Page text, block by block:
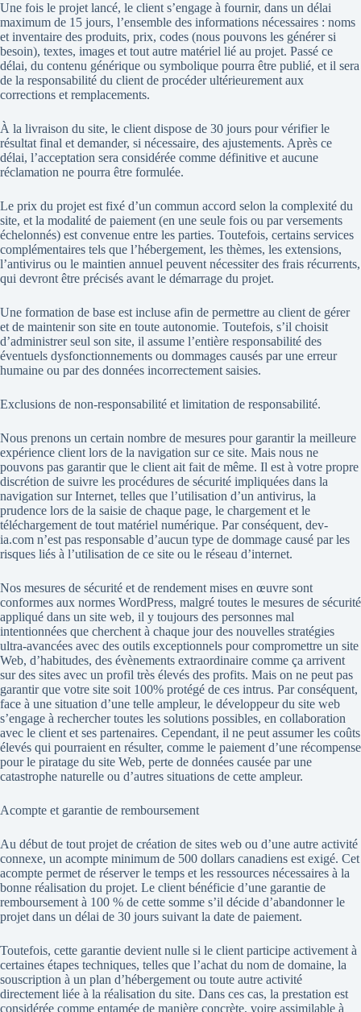
Une fois le projet lancé, le client s’engage à fournir, dans un délai
maximum de 15 jours, l’ensemble des informations nécessaires : noms
et inventaire des produits, prix, codes (nous pouvons les générer si
besoin), textes, images et tout autre matériel lié au projet. Passé ce
délai, du contenu générique ou symbolique pourra être publié, et il sera
de la responsabilité du client de procéder ultérieurement aux
corrections et remplacements.
À la livraison du site, le client dispose de 30 jours pour vérifier le
résultat final et demander, si nécessaire, des ajustements. Après ce
délai, l’acceptation sera considérée comme définitive et aucune
réclamation ne pourra être formulée.
Le prix du projet est fixé d’un commun accord selon la complexité du
site, et la modalité de paiement (en une seule fois ou par versements
échelonnés) est convenue entre les parties. Toutefois, certains services
complémentaires tels que l’hébergement, les thèmes, les extensions,
l’antivirus ou le maintien annuel peuvent nécessiter des frais récurrents,
qui devront être précisés avant le démarrage du projet.
Une formation de base est incluse afin de permettre au client de gérer
et de maintenir son site en toute autonomie. Toutefois, s’il choisit
d’administrer seul son site, il assume l’entière responsabilité des
éventuels dysfonctionnements ou dommages causés par une erreur
humaine ou par des données incorrectement saisies.
Exclusions de non-responsabilité et limitation de responsabilité.
Nous prenons un certain nombre de mesures pour garantir la meilleure
expérience client lors de la navigation sur ce site. Mais nous ne
pouvons pas garantir que le client ait fait de même. Il est à votre propre
discrétion de suivre les procédures de sécurité impliquées dans la
navigation sur Internet, telles que l’utilisation d’un antivirus, la
prudence lors de la saisie de chaque page, le chargement et le
téléchargement de tout matériel numérique. Par conséquent, dev-
ia.com n’est pas responsable d’aucun type de dommage causé par les
risques liés à l’utilisation de ce site ou le réseau d’internet.
Nos mesures de sécurité et de rendement mises en œuvre sont
conformes aux normes WordPress, malgré toutes le mesures de sécurité
appliqué dans un site web, il y toujours des personnes mal
intentionnées que cherchent à chaque jour des nouvelles stratégies
ultra-avancées avec des outils exceptionnels pour compromettre un site
Web, d’habitudes, des évènements extraordinaire comme ça arrivent
sur des sites avec un profil très élevés des profits. Mais on ne peut pas
garantir que votre site soit 100% protégé de ces intrus. Par conséquent,
face à une situation d’une telle ampleur, le développeur du site web
s’engage à rechercher toutes les solutions possibles, en collaboration
avec le client et ses partenaires. Cependant, il ne peut assumer les coûts
élevés qui pourraient en résulter, comme le paiement d’une récompense
pour le piratage du site Web, perte de données causée par une
catastrophe naturelle ou d’autres situations de cette ampleur.
Acompte et garantie de remboursement
Au début de tout projet de création de sites web ou d’une autre activité
connexe, un acompte minimum de 500 dollars canadiens est exigé. Cet
acompte permet de réserver le temps et les ressources nécessaires à la
bonne réalisation du projet. Le client bénéficie d’une garantie de
remboursement à 100 % de cette somme s’il décide d’abandonner le
projet dans un délai de 30 jours suivant la date de paiement.
Toutefois, cette garantie devient nulle si le client participe activement à
certaines étapes techniques, telles que l’achat du nom de domaine, la
souscription à un plan d’hébergement ou toute autre activité
directement liée à la réalisation du site. Dans ces cas, la prestation est
considérée comme entamée de manière concrète, voire assimilable à